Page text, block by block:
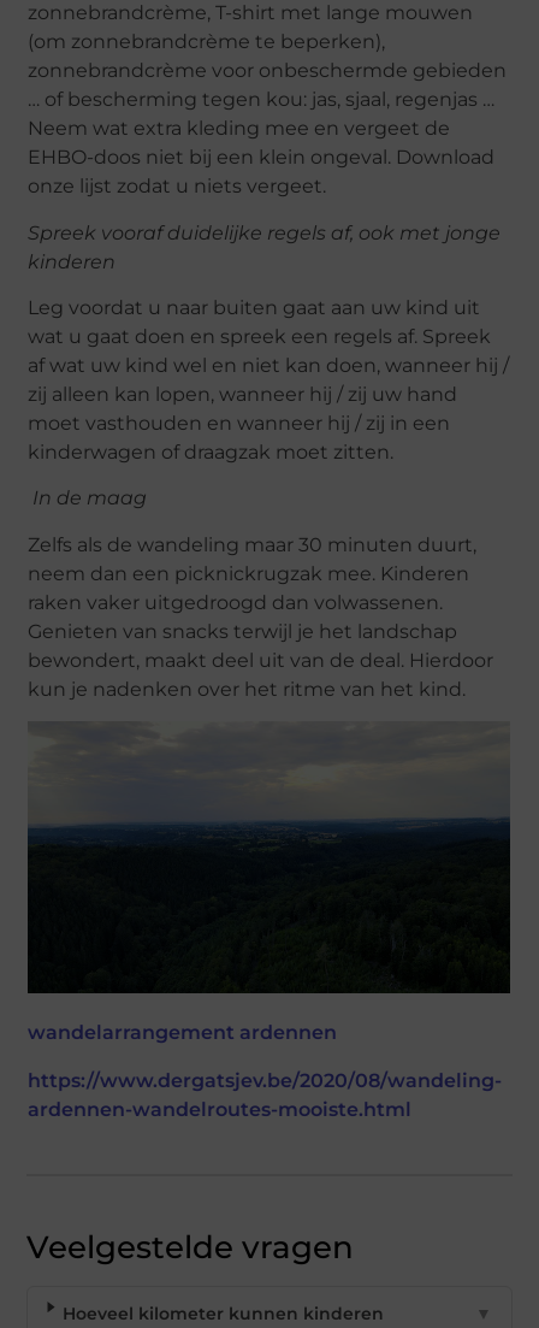
zonnebrandcrème, T-shirt met lange mouwen
(om zonnebrandcrème te beperken),
zonnebrandcrème voor onbeschermde gebieden
… of bescherming tegen kou: jas, sjaal, regenjas …
Neem wat extra kleding mee en vergeet de
EHBO-doos niet bij een klein ongeval. Download
onze lijst zodat u niets vergeet.
Spreek vooraf duidelijke regels af, ook met jonge
kinderen
Leg voordat u naar buiten gaat aan uw kind uit
wat u gaat doen en spreek een regels af. Spreek
af wat uw kind wel en niet kan doen, wanneer hij /
zij alleen kan lopen, wanneer hij / zij uw hand
moet vasthouden en wanneer hij / zij in een
kinderwagen of draagzak moet zitten.
In de maag
Zelfs als de wandeling maar 30 minuten duurt,
neem dan een picknickrugzak mee. Kinderen
raken vaker uitgedroogd dan volwassenen.
Genieten van snacks terwijl je het landschap
bewondert, maakt deel uit van de deal. Hierdoor
kun je nadenken over het ritme van het kind.
wandelarrangement ardennen
https://www.dergatsjev.be/2020/08/wandeling-
ardennen-wandelroutes-mooiste.html
Veelgestelde vragen
Hoeveel kilometer kunnen kinderen ▼